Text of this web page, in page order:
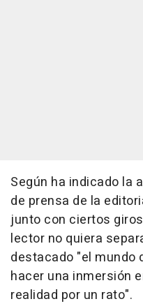
Según ha indicado la
de prensa de la
junto con ciertos
lector no quiera
destacado "el mundo
hacer una inmersión
realidad por un rato".